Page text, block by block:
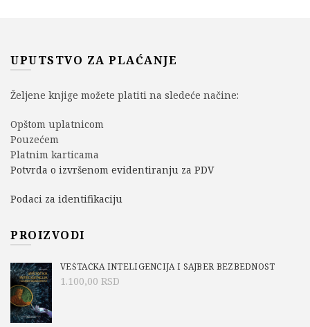
UPUTSTVO ZA PLAĆANJE
Željene knjige možete platiti na sledeće načine:
Opštom uplatnicom
Pouzećem
Platnim karticama
Potvrda o izvršenom evidentiranju za PDV
Podaci za identifikaciju
PROIZVODI
VEŠTAČKA INTELIGENCIJA I SAJBER BEZBEDNOST
1.100,00 RSD